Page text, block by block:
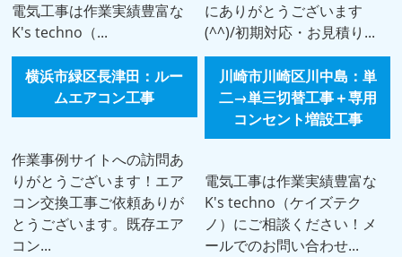
電気工事は作業実績豊富な
K's techno（...
にありがとうございます
(^^)/初期対応・お見積り...
横浜市緑区長津田：ルー
ムエアコン工事
作業事例サイトへの訪問あ
りがとうございます！エア
コン交換工事ご依頼ありが
とうございます。既存エア
コン...
川崎市川崎区川中島：単
二→単三切替工事＋専用
コンセント増設工事
電気工事は作業実績豊富な
K's techno（ケイズテク
ノ）にご相談ください！メ
ールでのお問い合わせ...